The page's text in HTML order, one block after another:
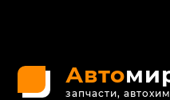
Авто
запчасти,